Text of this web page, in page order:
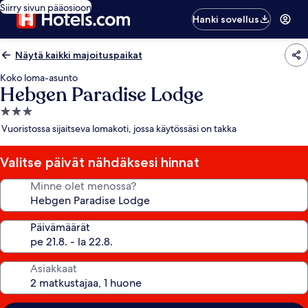
Siirry sivun pääosioon
Hanki sovellus
Näytä kaikki majoituspaikat
Koko loma-asunto
Hebgen Paradise Lodge
3.0
tähden
Vuoristossa sijaitseva lomakoti, jossa käytössäsi on takka
Valitse päivät nähdäksesi hinnat
Minne olet menossa?
Päivämäärät
Asiakkaat